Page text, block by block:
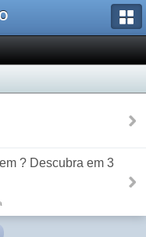
? Descubra em 3